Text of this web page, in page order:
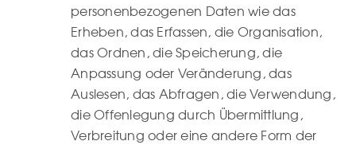
personenbezogenen Daten wie das
Erheben, das Erfassen, die Organisation,
das Ordnen, die Speicherung, die
Anpassung oder Veränderung, das
Auslesen, das Abfragen, die Verwendung,
die Offenlegung durch Übermittlung,
Verbreitung oder eine andere Form der